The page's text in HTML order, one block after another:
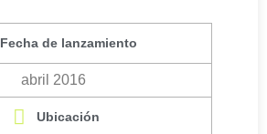
Fecha de lanzamiento
abril 2016
Ubicación